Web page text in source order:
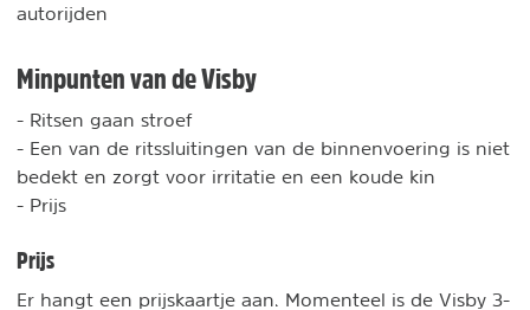
autorijden
Minpunten van de Visby
- Ritsen gaan stroef
- Een van de ritssluitingen van de binnenvoering is niet
bedekt en zorgt voor irritatie en een koude kin
- Prijs
Prijs
Er hangt een prijskaartje aan. Momenteel is de Visby 3-